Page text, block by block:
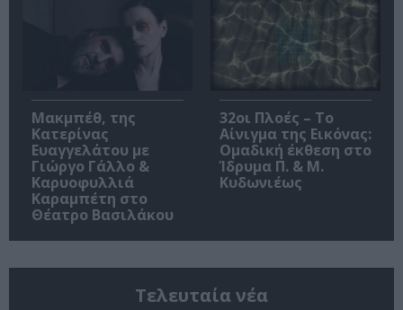
Μακμπέθ, της
Κατερίνας
Ευαγγελάτου με
Γιώργο Γάλλο &
Καρυοφυλλιά
Καραμπέτη στο
Θέατρο Βασιλάκου
32οι Πλοές – Το
Αίνιγμα της Εικόνας:
Ομαδική έκθεση στο
Ίδρυμα Π. & Μ.
Κυδωνιέως
Τελευταία νέα